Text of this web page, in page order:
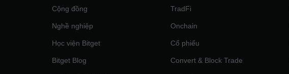
Cộng đồng
Nghề nghiệp
Học viện Bitget
Bitget Blog
TradFi
Onchain
Cổ phiếu
Convert & Block Trade